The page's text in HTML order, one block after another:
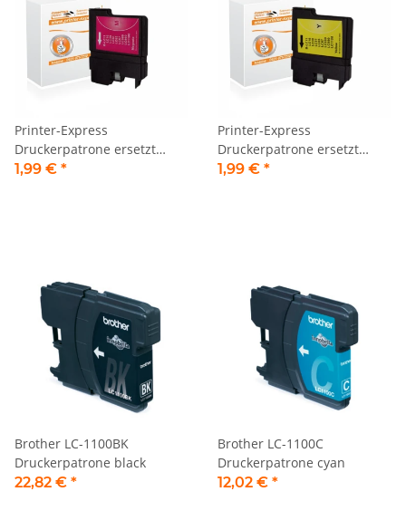
Printer-Express
Druckerpatrone ersetzt
Brother LC-980M, LC-1100M
1,99 € *
Printer-Express
Druckerpatrone ersetzt
Brother LC-980Y, LC-1100Y
1,99 € *
Brother LC-1100BK
Druckerpatrone black
22,82 € *
Brother LC-1100C
Druckerpatrone cyan
12,02 € *